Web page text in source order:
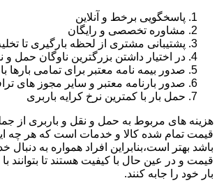
پاسخگویی برخط و آنلاین
مشاوره تخصصی و رایگان
پشتیبانی مشتری از لحظه بارگیری تا تخلیه
در اختیار داشتن بزرگترین ناوگان حمل و
صدور بیمه نامه معتبر برای تمامی بارها
صدور بارنامه معتبر و سایر مجوز های
حمل بار با کمترین نرخ کرایه باربری
هزینه های مربوط به حمل و نقل و باربری از
قیمت تمام شده کالا و خدمات است که هر چه
باشد بهتر است،بنابراین افراد همواره به دنبال
قیمت و در عین حال با کیفیت هستند تا بتوانند
بار خود را جابه کنند.